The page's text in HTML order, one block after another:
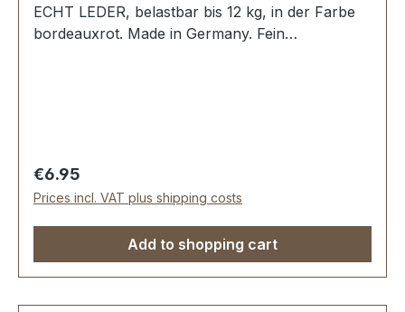
ECHT LEDER, belastbar bis 12 kg, in der Farbe
bordeauxrot. Made in Germany. Fein
Regular price:
€6.95
Prices incl. VAT plus shipping costs
Add to shopping cart